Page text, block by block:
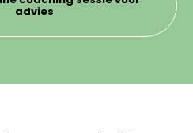
advies